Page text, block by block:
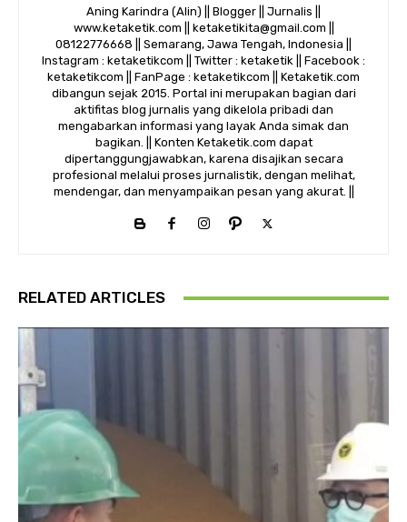
Aning Karindra (Alin) || Blogger || Jurnalis ||
www.ketaketik.com || ketaketikita@gmail.com ||
08122776668 || Semarang, Jawa Tengah, Indonesia ||
Instagram : ketaketikcom || Twitter : ketaketik || Facebook :
ketaketikcom || FanPage : ketaketikcom || Ketaketik.com
dibangun sejak 2015. Portal ini merupakan bagian dari
aktifitas blog jurnalis yang dikelola pribadi dan
mengabarkan informasi yang layak Anda simak dan
bagikan. || Konten Ketaketik.com dapat
dipertanggungjawabkan, karena disajikan secara
profesional melalui proses jurnalistik, dengan melihat,
mendengar, dan menyampaikan pesan yang akurat. ||
RELATED ARTICLES